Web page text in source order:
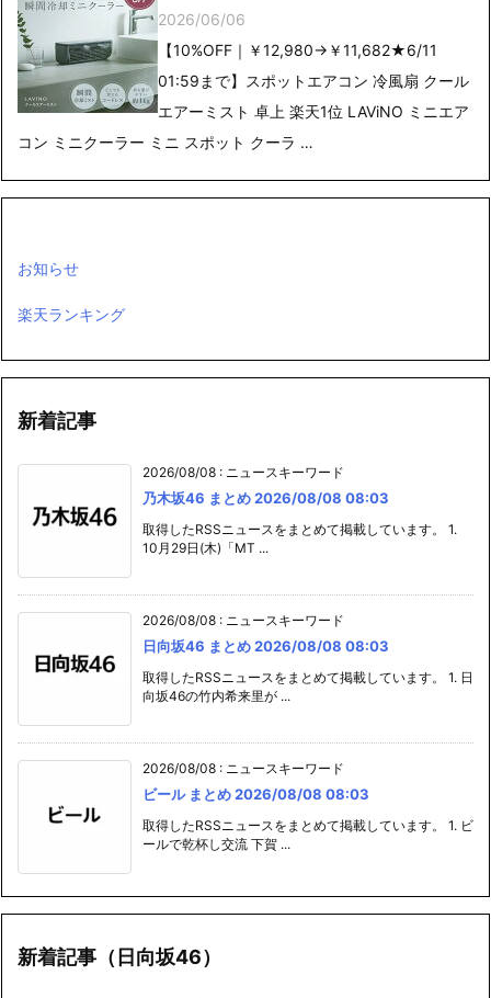
2026/06/06
【10%OFF｜￥12,980→￥11,682★6/11
01:59まで】スポットエアコン 冷風扇 クール
エアーミスト 卓上 楽天1位 LAViNO ミニエア
コン ミニクーラー ミニ スポット クーラ …
お知らせ
楽天ランキング
新着記事
2026/08/08 : ニュースキーワード
乃木坂46 まとめ 2026/08/08 08:03
取得したRSSニュースをまとめて掲載しています。 1.
10月29日(木)「MT ...
2026/08/08 : ニュースキーワード
日向坂46 まとめ 2026/08/08 08:03
取得したRSSニュースをまとめて掲載しています。 1. 日
向坂46の竹内希来里が ...
2026/08/08 : ニュースキーワード
ビール まとめ 2026/08/08 08:03
取得したRSSニュースをまとめて掲載しています。 1. ビ
ールで乾杯し交流 下賀 ...
新着記事（日向坂46）